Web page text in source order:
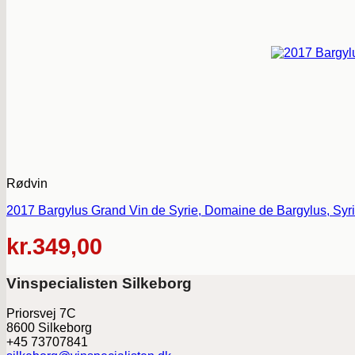
Rødvin
2017 Bargylus Grand Vin de Syrie, Domaine de Bargylus,
kr.349,00
Vinspecialisten Silkeborg
Priorsvej 7C
8600 Silkeborg
+45 73707841